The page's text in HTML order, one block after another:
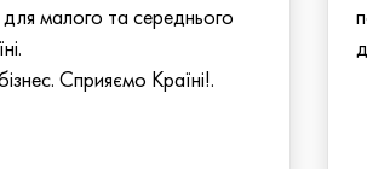
малого та середнього
Сприяємо Країні!.